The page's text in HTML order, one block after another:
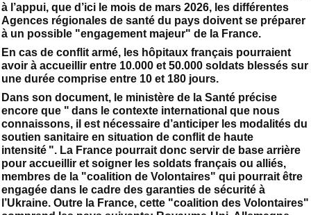
à l’appui, que d’ici le mois de mars 2026, les différentes
Agences régionales de santé du pays doivent se préparer
à un possible "engagement majeur" de la France.
En cas de conflit armé, les hôpitaux français pourraient
avoir à accueillir entre 10.000 et 50.000 soldats blessés sur
une durée comprise entre 10 et 180 jours.
Dans son document, le ministère de la Santé précise
encore que " dans le contexte international que nous
connaissons, il est nécessaire d’anticiper les modalités du
soutien sanitaire en situation de conflit de haute
intensité ". La France pourrait donc servir de base arrière
pour accueillir et soigner les soldats français ou alliés,
membres de la "coalition de Volontaires" qui pourrait être
engagée dans le cadre des garanties de sécurité à
l’Ukraine. Outre la France, cette "coalition des Volontaires"